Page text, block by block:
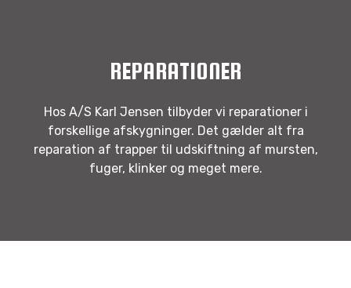
REPARATIONER
Hos A/S Karl Jensen tilbyder vi reparationer i
forskellige afskygninger. Det gælder alt fra
reparation af trapper til udskiftning af mursten,
fuger, klinker og meget mere.